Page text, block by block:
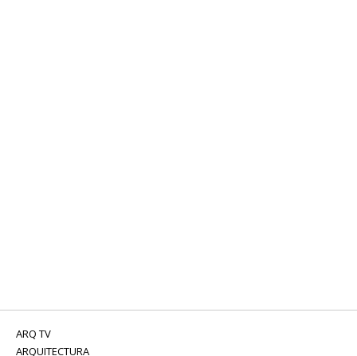
ARQ TV
ARQUITECTURA